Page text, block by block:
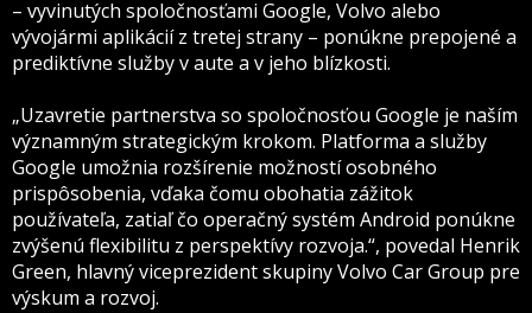
– vyvinutých spoločnosťami Google, Volvo alebo
vývojármi aplikácií z tretej strany – ponúkne prepojené a
prediktívne služby v aute a v jeho blízkosti.
„Uzavretie partnerstva so spoločnosťou Google je naším
významným strategickým krokom. Platforma a služby
Google umožnia rozšírenie možností osobného
prispôsobenia, vďaka čomu obohatia zážitok
používateľa, zatiaľ čo operačný systém Android ponúkne
zvýšenú flexibilitu z perspektívy rozvoja.“, povedal Henrik
Green, hlavný viceprezident skupiny Volvo Car Group pre
výskum a rozvoj.